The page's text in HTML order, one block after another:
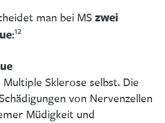
man bei MS zwei
:12
Sklerose selbst. Die
von Nervenzellen
Müdigkeit und